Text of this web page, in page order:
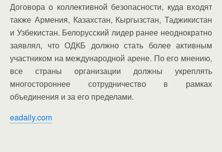
Договора о коллективной безопасности, куда входят
также Армения, Казахстан, Кыргызстан, Таджикистан
и Узбекистан. Белорусский лидер ранее неоднократно
заявлял, что ОДКБ должно стать более активным
участником на международной арене. По его мнению,
все страны организации должны укреплять
многостороннее сотрудничество в рамках
объединения и за его пределами.
eadaily.com